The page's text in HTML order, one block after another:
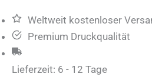
Weltweit kostenloser
Premium Druckqualität
Lieferzeit: 6 - 12 Tage